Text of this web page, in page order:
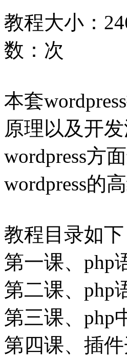
教程大小：
数： 次
本套
原理以及开
wordpress方
wordpress的
教程目录如下
第一课、php
第二课、php
第三课、php
第四课、插